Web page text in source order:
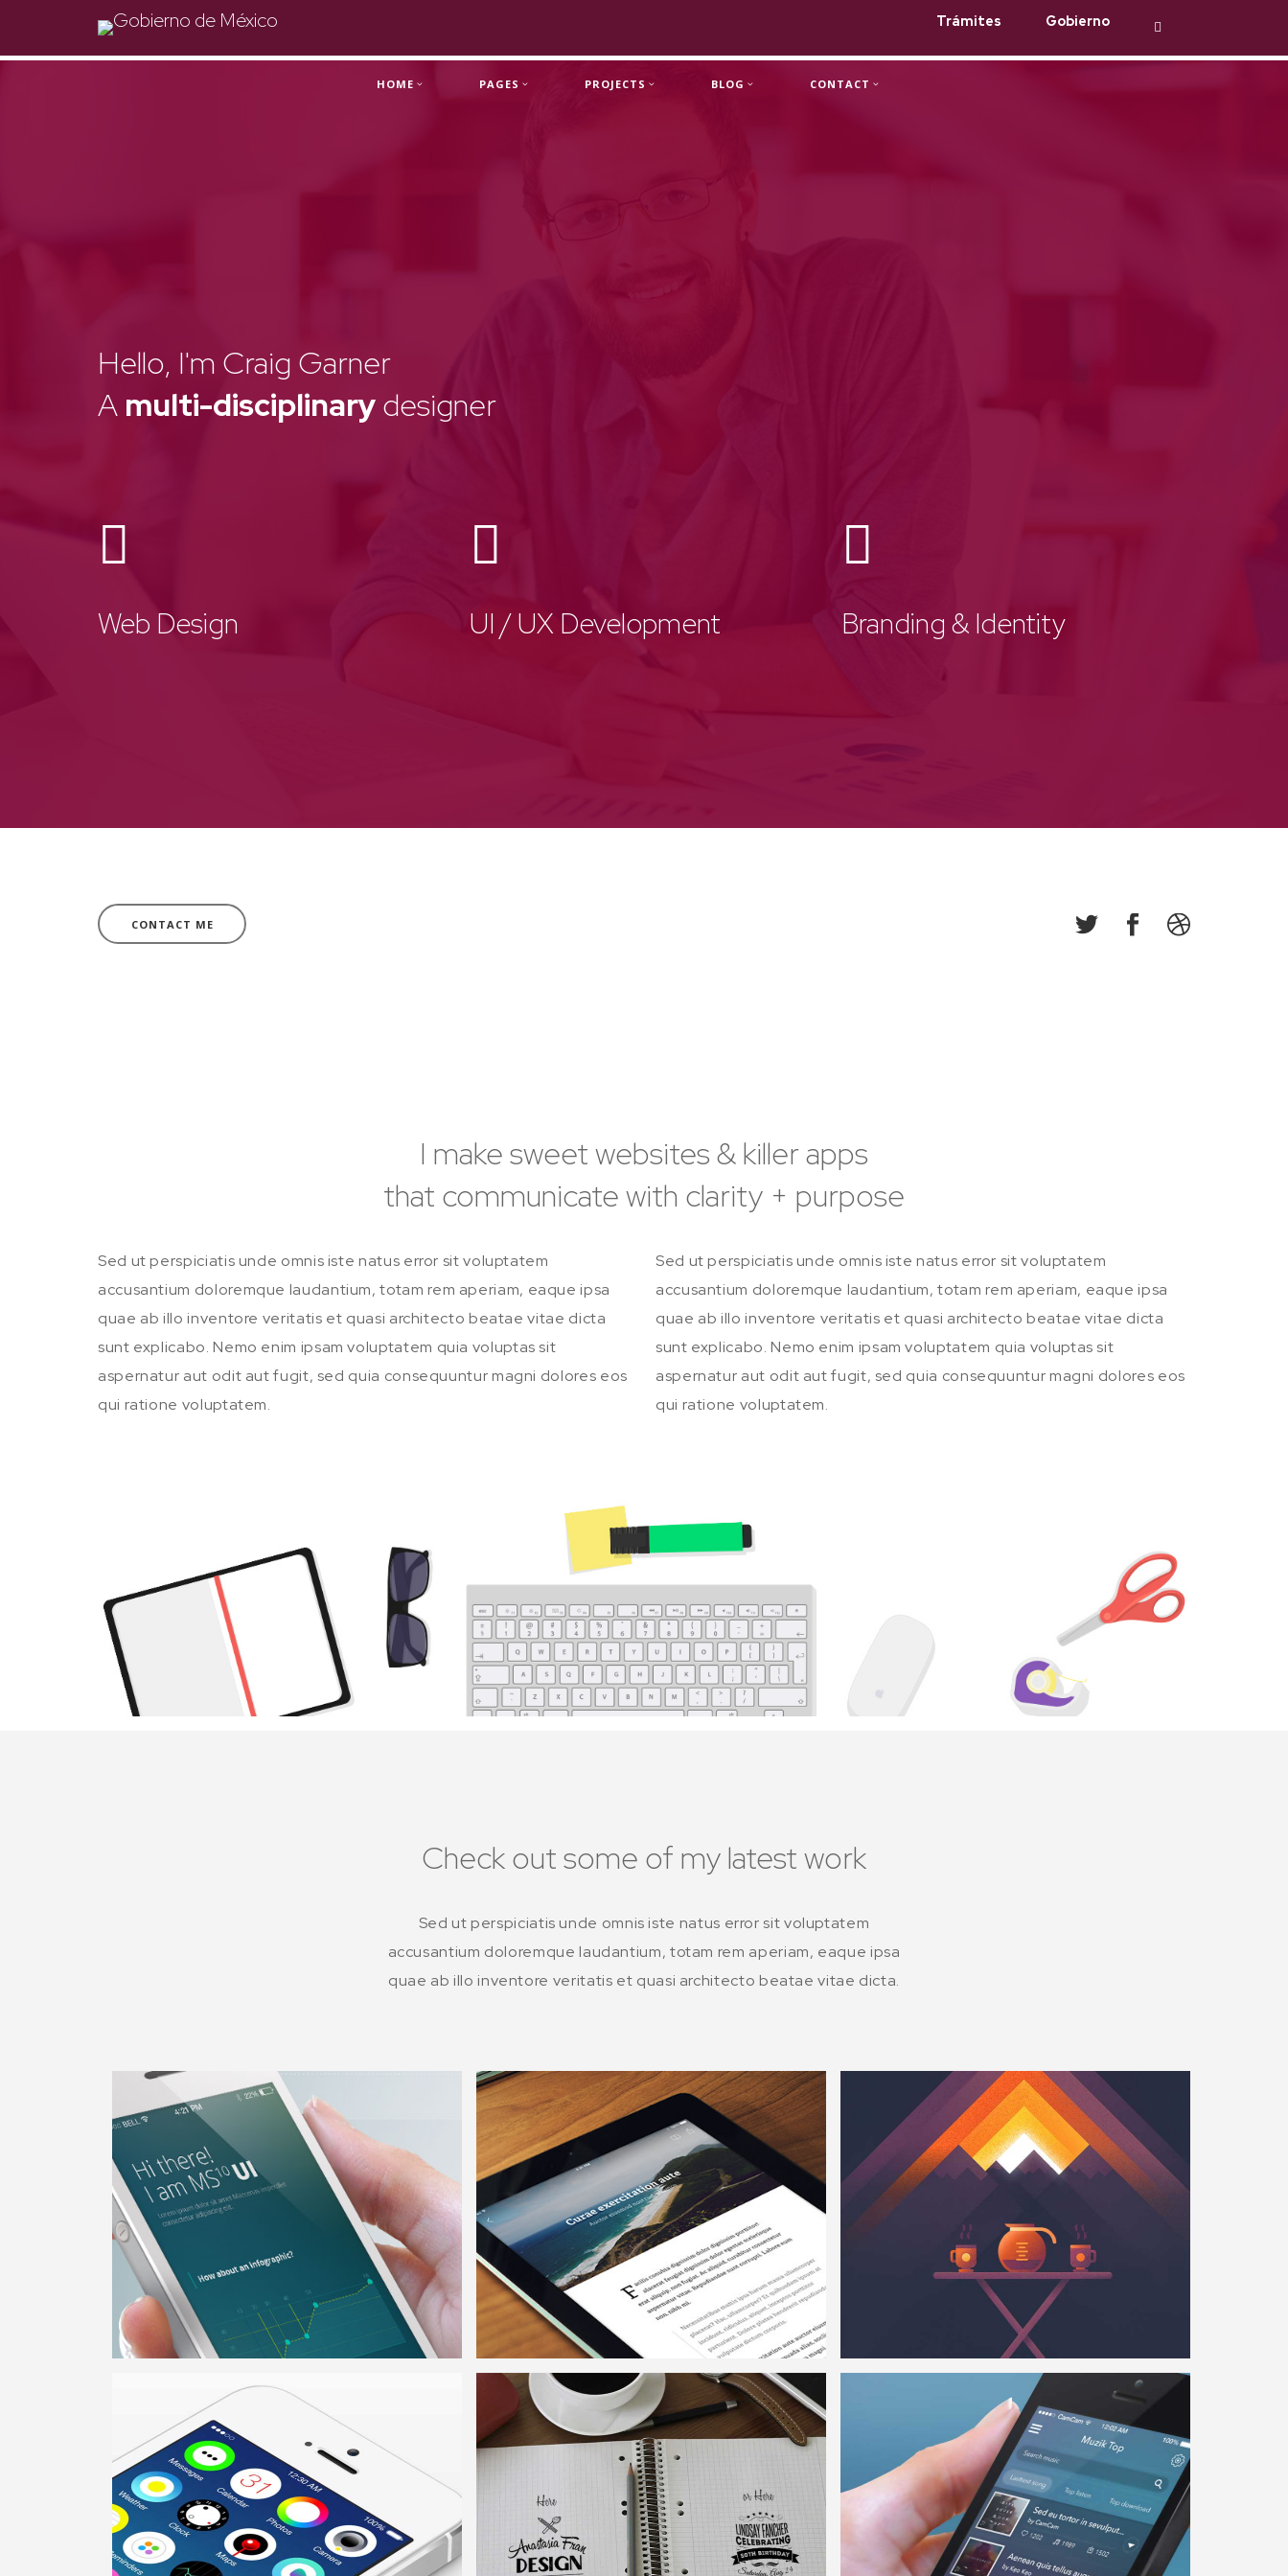
Trámites Gobierno
HOME PAGES PROJECTS BLOG CONTACT
Hello, I'm Craig Garner
A multi-disciplinarydesigner
Web Design UI / UX Development Branding & Identity
CONTACT ME
I make sweet websites & killer apps
that communicate with clarity + purpose
Sed ut perspiciatis unde omnis iste natus error sit voluptatem
accusantium doloremque laudantium, totam rem aperiam, eaque ipsa
quae ab illo inventore veritatis et quasi architecto beatae vitae dicta
sunt explicabo. Nemo enim ipsam voluptatem quia voluptas sit
aspernatur aut odit aut fugit, sed quia consequuntur magni dolores eos
qui ratione voluptatem.
Sed ut perspiciatis unde omnis iste natus error sit voluptatem
accusantium doloremque laudantium, totam rem aperiam, eaque ipsa
quae ab illo inventore veritatis et quasi architecto beatae vitae dicta
sunt explicabo. Nemo enim ipsam voluptatem quia voluptas sit
aspernatur aut odit aut fugit, sed quia consequuntur magni dolores eos
qui ratione voluptatem.
Check out some of my latest work
Sed ut perspiciatis unde omnis iste natus error sit voluptatem
accusantium doloremque laudantium, totam rem aperiam, eaque ipsa
quae ab illo inventore veritatis et quasi architecto beatae vitae dicta.